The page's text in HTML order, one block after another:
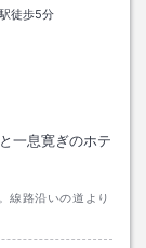
駅徒歩5分
一息寛ぎのホテ
線路沿いの道より